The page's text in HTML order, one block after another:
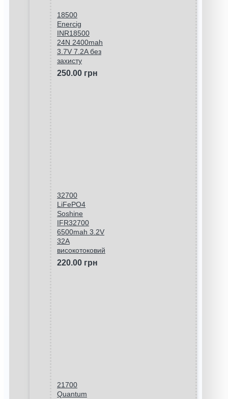
18500
Enercig
INR18500
24N 2400mah
3.7V 7.2A без
захисту
250.00 грн
32700
LiFePO4
Soshine
IFR32700
6500mah 3.2V
32A
високотоковий
220.00 грн
21700
Quantum